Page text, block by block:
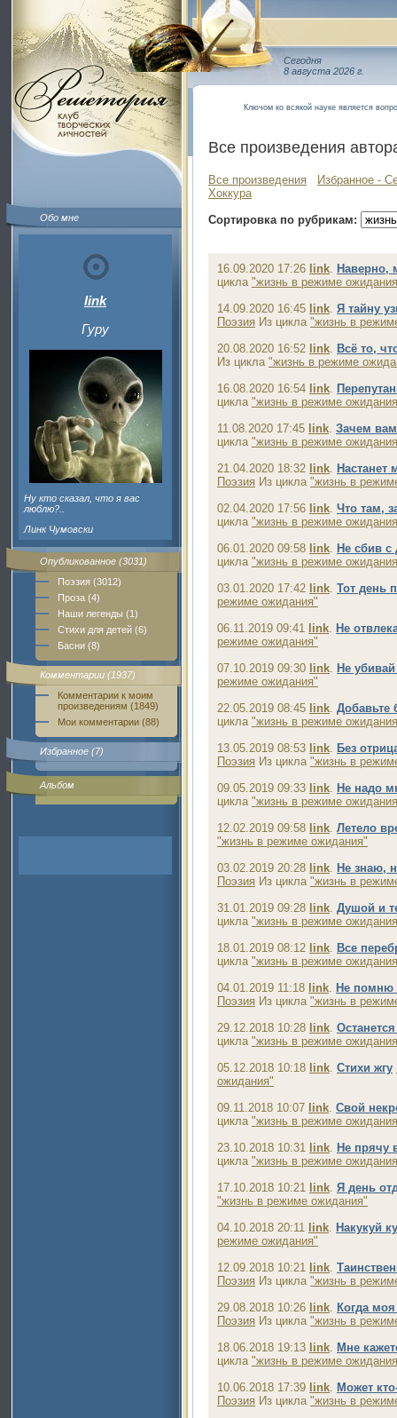
Обо мне
link
Гуру
Ну кто сказал, что я вас
люблю?..
Линк Чумовски
Опубликованное (3031)
Поэзия (3012)
Проза (4)
Наши легенды (1)
Стихи для детей (6)
Басни (8)
Комментарии (1937)
Комментарии к моим
произведениям (1849)
Мои комментарии (88)
Избранное (7)
Альбом
Сегодня
8 августа 2026 г.
Ключом ко всякой науке является
Все произведения
Все произведения
Избранное -
Хоккура
Сортировка по рубрикам:
16.09.2020 17:26 link. Наверно,
цикла "жизнь в режиме
14.09.2020 16:45 link. Я тайну
Поэзия Из цикла "жизнь в
20.08.2020 16:52 link. Всё то,
Из цикла "жизнь в режиме
16.08.2020 16:54 link.
цикла "жизнь в режиме
11.08.2020 17:45 link. Зачем
цикла "жизнь в режиме
21.04.2020 18:32 link. Настанет
Поэзия Из цикла "жизнь в
02.04.2020 17:56 link. Что там,
цикла "жизнь в режиме
06.01.2020 09:58 link. Не сбив
цикла "жизнь в режиме
03.01.2020 17:42 link. Тот день
режиме ожидания"
06.11.2019 09:41 link. Не
режиме ожидания"
07.10.2019 09:30 link. Не
режиме ожидания"
22.05.2019 08:45 link. Добавьте
цикла "жизнь в режиме
13.05.2019 08:53 link. Без
Поэзия Из цикла "жизнь в
09.05.2019 09:33 link. Не надо
цикла "жизнь в режиме
12.02.2019 09:58 link. Летело
"жизнь в режиме ожидания"
03.02.2019 20:28 link. Не знаю,
Поэзия Из цикла "жизнь в
31.01.2019 09:28 link. Душой и
цикла "жизнь в режиме
18.01.2019 08:12 link. Все
цикла "жизнь в режиме
04.01.2019 11:18 link. Не помню
Поэзия Из цикла "жизнь в
29.12.2018 10:28 link.
цикла "жизнь в режиме
05.12.2018 10:18 link. Стихи жгу
ожидания"
09.11.2018 10:07 link. Свой
цикла "жизнь в режиме
23.10.2018 10:31 link. Не прячу
цикла "жизнь в режиме
17.10.2018 10:21 link. Я день
"жизнь в режиме ожидания"
04.10.2018 20:11 link. Накукуй
режиме ожидания"
12.09.2018 10:21 link.
Поэзия Из цикла "жизнь в
29.08.2018 10:26 link. Когда
Поэзия Из цикла "жизнь в
18.06.2018 19:13 link. Мне
цикла "жизнь в режиме
10.06.2018 17:39 link. Может
Поэзия Из цикла "жизнь в